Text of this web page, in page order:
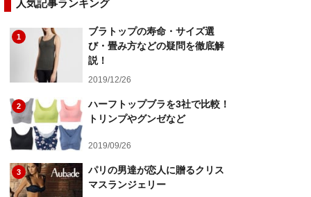
人気記事ランキング
1
ブラトップの寿命・サイズ選
び・畳み方などの疑問を徹底解
説！
2019/12/26
2
ハーフトップブラを3社で比較！
トリンプやグンゼなど
2019/09/26
3
パリの男達が恋人に贈るクリス
マスランジェリー